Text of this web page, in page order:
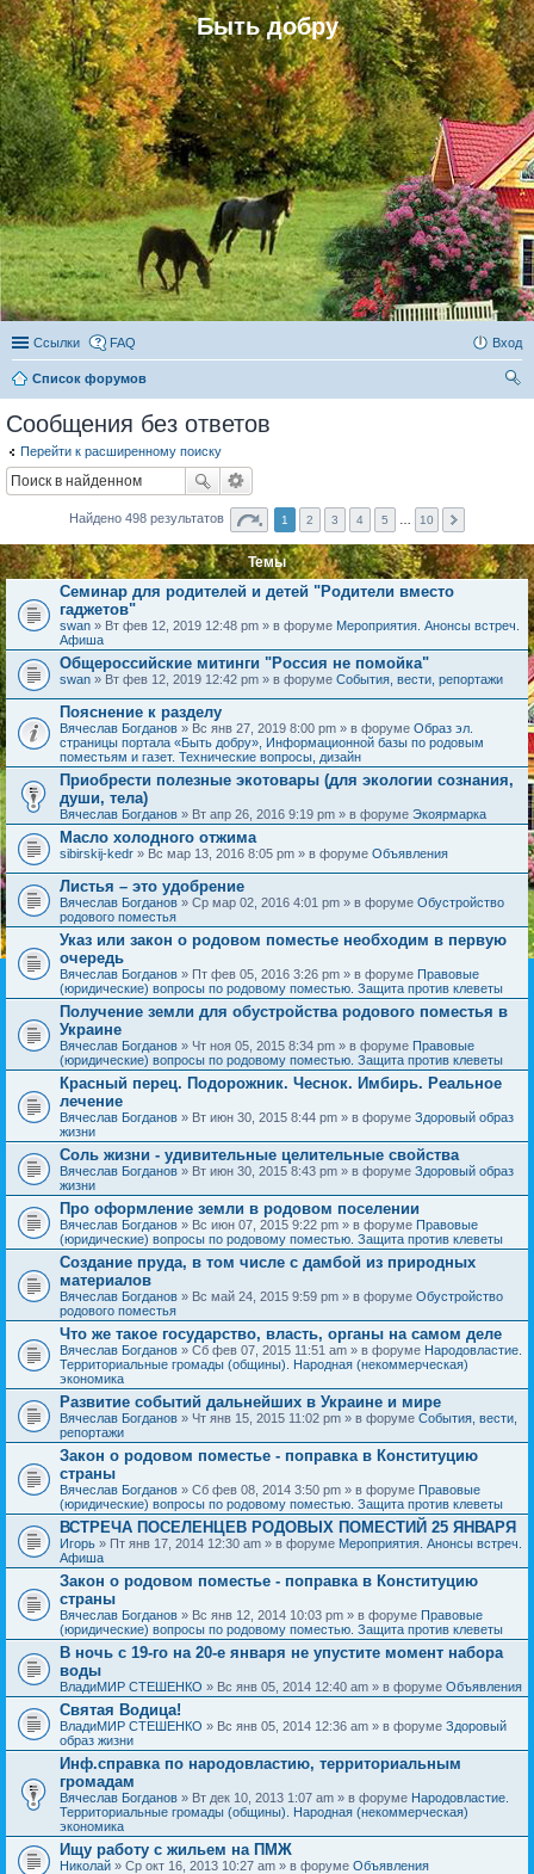
Быть добру
Ссылки FAQ Вход
Список форумов
Сообщения без ответов
Перейти к расширенному поиску
Найдено 498 результатов 1 2 3 4 5 10
Темы
Семинар для родителей и детей "Родители вместо
гаджетов"
swan » Вт фев 12, 2019 12:48 pm » в форуме Мероприятия. Анонсы встреч.
Афиша
Общероссийские митинги "Россия не помойка"
swan » Вт фев 12, 2019 12:42 pm » в форуме События, вести, репортажи
Пояснение к разделу
Вячеслав Богданов » Вс янв 27, 2019 8:00 pm » в форуме Образ эл.
страницы портала «Быть добру», Информационной базы по родовым
поместьям и газет. Технические вопросы, дизайн
Приобрести полезные экотовары (для экологии сознания,
души, тела)
Вячеслав Богданов » Вт апр 26, 2016 9:19 pm » в форуме Экоярмарка
Масло холодного отжима
sibirskij-kedr » Вс мар 13, 2016 8:05 pm » в форуме Объявления
Листья – это удобрение
Вячеслав Богданов » Ср мар 02, 2016 4:01 pm » в форуме Обустройство
родового поместья
Указ или закон о родовом поместье необходим в первую
очередь
Вячеслав Богданов » Пт фев 05, 2016 3:26 pm » в форуме Правовые
(юридические) вопросы по родовому поместью. Защита против клеветы
Получение земли для обустройства родового поместья в
Украине
Вячеслав Богданов » Чт ноя 05, 2015 8:34 pm » в форуме Правовые
(юридические) вопросы по родовому поместью. Защита против клеветы
Красный перец. Подорожник. Чеснок. Имбирь. Реальное
лечение
Вячеслав Богданов » Вт июн 30, 2015 8:44 pm » в форуме Здоровый образ
жизни
Соль жизни - удивительные целительные свойства
Вячеслав Богданов » Вт июн 30, 2015 8:43 pm » в форуме Здоровый образ
жизни
Про оформление земли в родовом поселении
Вячеслав Богданов » Вс июн 07, 2015 9:22 pm » в форуме Правовые
(юридические) вопросы по родовому поместью. Защита против клеветы
Создание пруда, в том числе с дамбой из природных
материалов
Вячеслав Богданов » Вс май 24, 2015 9:59 pm » в форуме Обустройство
родового поместья
Что же такое государство, власть, органы на самом деле
Вячеслав Богданов » Сб фев 07, 2015 11:51 am » в форуме Народовластие.
Территориальные громады (общины). Народная (некоммерческая)
экономика
Развитие событий дальнейших в Украине и мире
Вячеслав Богданов » Чт янв 15, 2015 11:02 pm » в форуме События, вести,
репортажи
Закон о родовом поместье - поправка в Конституцию
страны
Вячеслав Богданов » Сб фев 08, 2014 3:50 pm » в форуме Правовые
(юридические) вопросы по родовому поместью. Защита против клеветы
ВСТРЕЧА ПОСЕЛЕНЦЕВ РОДОВЫХ ПОМЕСТИЙ 25 ЯНВАРЯ
Игорь » Пт янв 17, 2014 12:30 am » в форуме Мероприятия. Анонсы встреч.
Афиша
Закон о родовом поместье - поправка в Конституцию
страны
Вячеслав Богданов » Вс янв 12, 2014 10:03 pm » в форуме Правовые
(юридические) вопросы по родовому поместью. Защита против клеветы
В ночь с 19-го на 20-е января не упустите момент набора
воды
ВладиМИР СТЕШЕНКО » Вс янв 05, 2014 12:40 am » в форуме Объявления
Святая Водица!
ВладиМИР СТЕШЕНКО » Вс янв 05, 2014 12:36 am » в форуме Здоровый
образ жизни
Инф.справка по народовластию, территориальным
громадам
Вячеслав Богданов » Вт дек 10, 2013 1:07 am » в форуме Народовластие.
Территориальные громады (общины). Народная (некоммерческая)
экономика
Ищу работу с жильем на ПМЖ
Николай » Ср окт 16, 2013 10:27 am » в форуме Объявления